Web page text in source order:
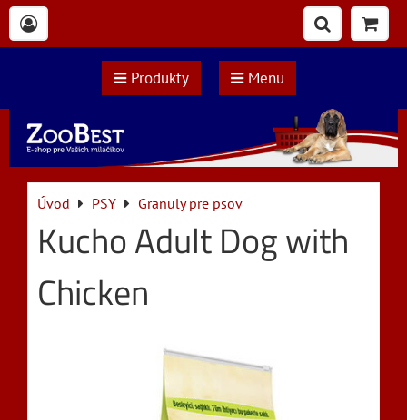
Produkty Menu
Úvod PSY Granuly pre psov
Kucho Adult Dog with
Chicken